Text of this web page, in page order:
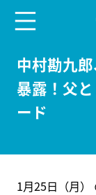
中村勘九
暴露！父
ード
1月25日（月）